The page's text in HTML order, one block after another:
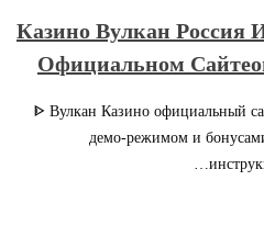
Казино Вулкан Россия
Официальном
ᐈ Вулкан Казино официальный
демо-режимом и